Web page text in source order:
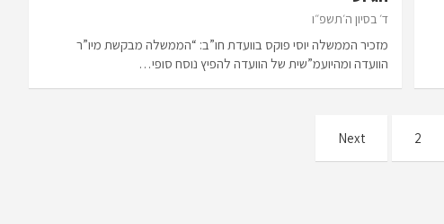
ד׳ בסיון ה׳תשפ״ו
מזכיר הממשלה יוסי פוקס בוועדת חו”ב: “הממשלה מבקשת מיו”ר
הוועדה ומהיועמ”שית של הוועדה להפיץ נוסח סופי…
2
Next